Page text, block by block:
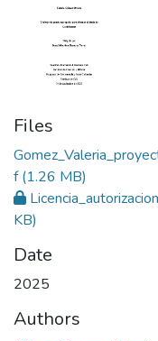
Files
f(1.26 MB)
KB)
Date
2025
Authors